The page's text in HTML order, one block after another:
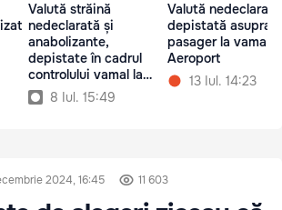
Valută străină
nedeclarată și
anabolizante,
depistate în cadrul
controlului vamal la
Aeroport8 Iul. 15:49
Valută
depistată asupra
pasager la vama
Aeroport
13 Iul. 14:23
2024, 16:45 11 603